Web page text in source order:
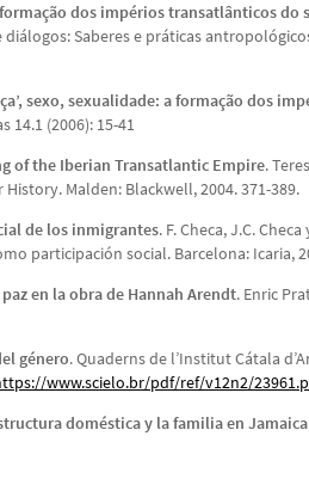
dos impérios transatlânticos do
diálogos: Saberes e práticas
sexo, sexualidade: a formação dos
14.1 (2006): 15-41
of the Iberian Transatlantic Empire.
Malden: Blackwell, 2004. 371-389.
de los inmigrantes. F. Checa, J.C.
participación social. Barcelona: Icaria,
en la obra de Hannah Arendt. Enric
género. Quaderns de l’Institut Cátala
www.scielo.br/pdf/ref/v12n2/
doméstica y la familia en